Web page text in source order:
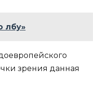
лбу»
зрения данная